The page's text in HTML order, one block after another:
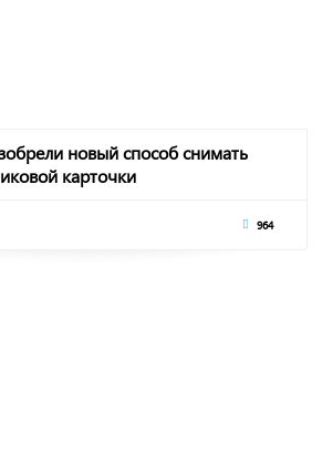
новый способ снимать
карточки
964